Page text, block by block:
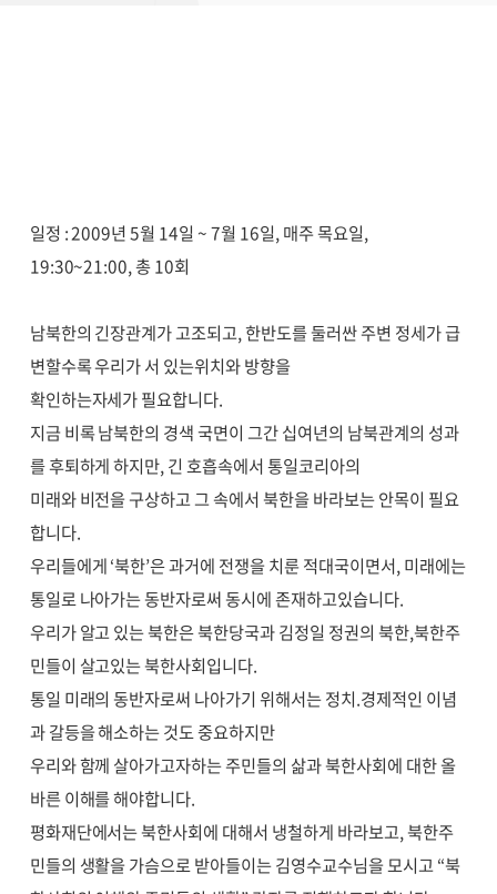
일정 : 2009년 5월 14일 ~ 7월 16일, 매주 목요일,
19:30~21:00, 총 10회
남북한의 긴장관계가 고조되고, 한반도를 둘러싼 주변 정세가 급
변할수록 우리가 서 있는위치와 방향을
확인하는자세가 필요합니다.
지금 비록 남북한의 경색 국면이 그간 십여년의 남북관계의 성과
를 후퇴하게 하지만, 긴 호흡속에서 통일코리아의
미래와 비전을 구상하고 그 속에서 북한을 바라보는 안목이 필요
합니다.
우리들에게 ‘북한’은 과거에 전쟁을 치룬 적대국이면서, 미래에는
통일로 나아가는 동반자로써 동시에 존재하고있습니다.
우리가 알고 있는 북한은 북한당국과 김정일 정권의 북한,북한주
민들이 살고있는 북한사회입니다.
통일 미래의 동반자로써 나아가기 위해서는 정치.경제적인 이념
과 갈등을 해소하는 것도 중요하지만
우리와 함께 살아가고자하는 주민들의 삶과 북한사회에 대한 올
바른 이해를 해야합니다.
평화재단에서는 북한사회에 대해서 냉철하게 바라보고, 북한주
민들의 생활을 가슴으로 받아들이는 김영수교수님을 모시고 “북